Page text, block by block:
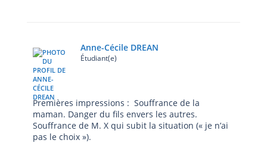
Anne-Cécile DREAN
Étudiant(e)
Premières impressions : Souffrance de la
maman. Danger du fils envers les autres.
Souffrance de M. X qui subit la situation (« je n’ai
pas le choix »).